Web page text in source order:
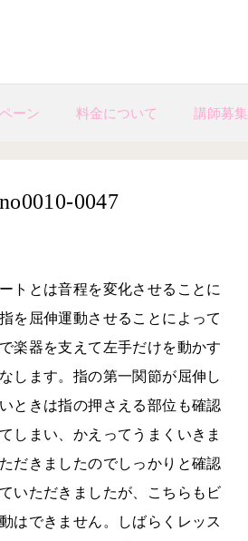
ーン 料金について 講師募集
0047
トとは音程を変化させることに
を屈伸運動させることによって
楽器を支えて左手だけを動かす
します。指の第一関節が屈伸し
ときは指の押さえる部位も確認
しまい、かえってうまくいきま
だきましたのでしっかりと確認
いただきましたが、こちらもビ
はできません。しばらくレッス